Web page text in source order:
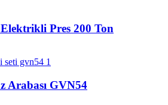
Pres 200 Ton
Arabası GVN54